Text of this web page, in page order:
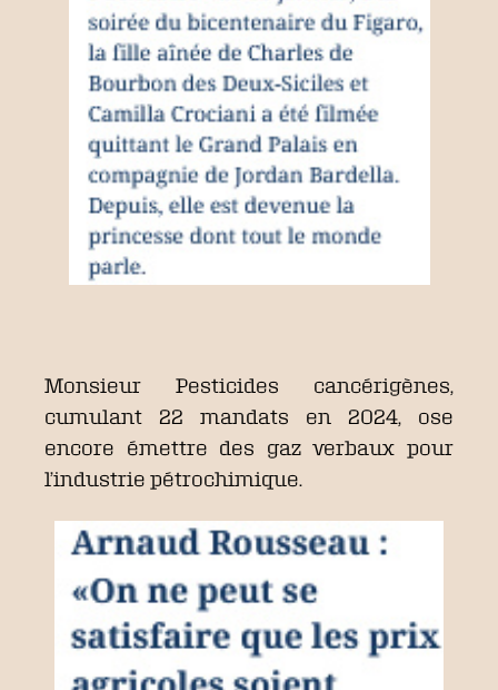
Monsieur Pesticides cancérigènes,
cumulant 22 mandats en 2024, ose
encore émettre des gaz verbaux pour
l’industrie pétrochimique.